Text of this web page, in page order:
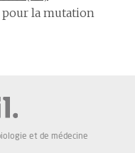
pour la mutation
et de médecine